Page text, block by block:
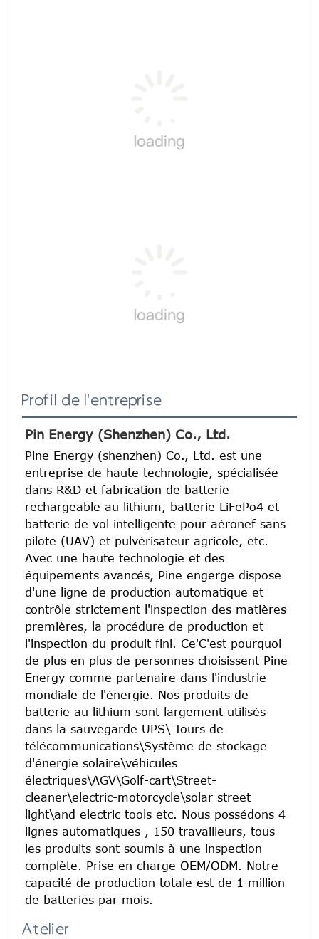
Profil de l'entreprise
Pin Energy (Shenzhen) Co., Ltd.
Pine Energy (shenzhen) Co., Ltd. est une
entreprise de haute technologie, spécialisée
dans R&D et fabrication de batterie
rechargeable au lithium, batterie LiFePo4 et
batterie de vol intelligente pour aéronef sans
pilote (UAV) et pulvérisateur agricole, etc.
Avec une haute technologie et des
équipements avancés, Pine engerge dispose
d'une ligne de production automatique et
contrôle strictement l'inspection des matières
premières, la procédure de production et
l'inspection du produit fini. Ce'C'est pourquoi
de plus en plus de personnes choisissent Pine
Energy comme partenaire dans l'industrie
mondiale de l'énergie. Nos produits de
batterie au lithium sont largement utilisés
dans la sauvegarde UPS\ Tours de
télécommunications\Système de stockage
d'énergie solaire\véhicules
électriques\AGV\Golf-cart\Street-
cleaner\electric-motorcycle\solar street
light\and electric tools etc. Nous possédons 4
lignes automatiques , 150 travailleurs, tous
les produits sont soumis à une inspection
complète. Prise en charge OEM/ODM. Notre
capacité de production totale est de 1 million
de batteries par mois.
Atelier